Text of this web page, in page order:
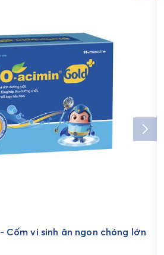
- Cốm vi sinh ăn ngon chóng lớn